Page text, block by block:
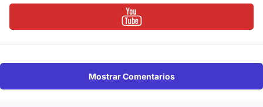
Mostrar Comentarios